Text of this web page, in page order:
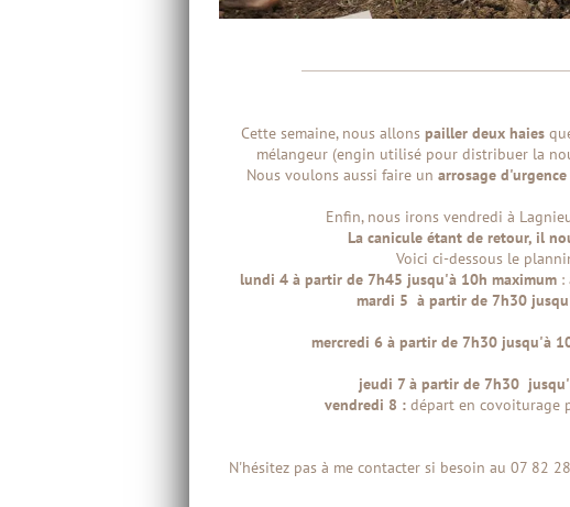
Cette semaine, nous allons pailler deux haies
mélangeur (engin utilisé pour distribuer la
Nous voulons aussi faire un arrosage d'urgence
Enfin, nous irons vendredi à
La canicule étant de retour, il
Voici ci-dessous le
lundi 4 à partir de 7h45 jusqu'à 10h maximum:
mardi 5 à partir de 7h30
mercredi 6 à partir de 7h30 jusqu'à
jeudi 7 à partir de 7h30
vendredi 8 : départ en covoiturage
N'hésitez pas à me contacter si besoin au 07 82